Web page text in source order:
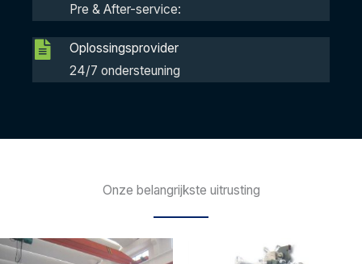
Pre & After-service:
Oplossingsprovider
24/7 ondersteuning
Onze belangrijkste uitrusting